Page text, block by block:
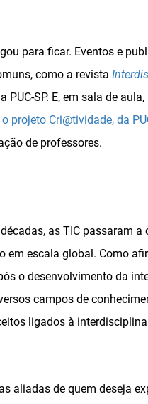
para ficar. Eventos e
como a revista
PUC-SP. E, em sala de
o projeto Cri@tividade, da
de professores.
as TIC passaram
em escala global. Como
o desenvolvimento da
campos de
ligados à
aliadas de quem deseja